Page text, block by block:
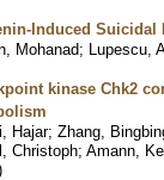
Induced Suicidal
Mohanad; Lupescu,
kinase Chk2
Hajar; Zhang,
Christoph; Amann,